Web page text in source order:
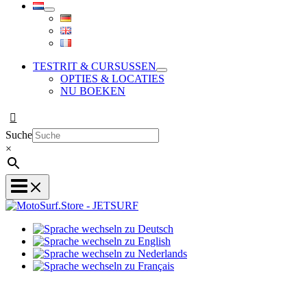
TESTRIT & CURSUSSEN
OPTIES & LOCATIES
NU BOEKEN
Suche
×
zu
Deutsch
wechseln
zu
Sprache
Sprache